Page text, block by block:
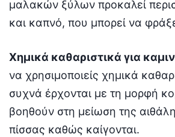
μαλακών ξύλων προκαλεί
και καπνό, που μπορεί να
Χημικά καθαριστικά για
να χρησιμοποιείς χημικά
συχνά έρχονται με τη μορφή
βοηθούν στη μείωση της
πίσσας καθώς καίγονται.